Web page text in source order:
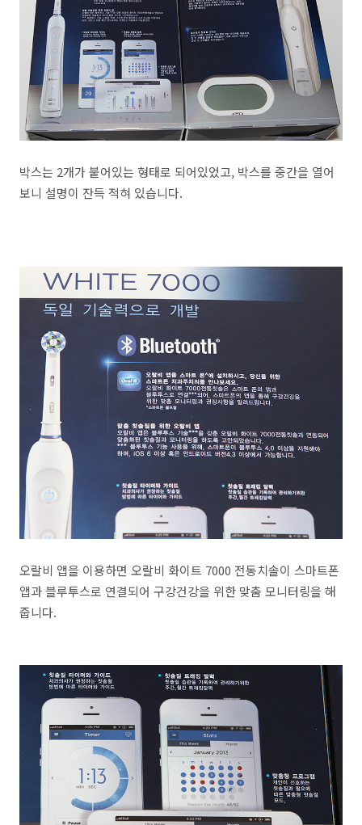
박스는 2개가 붙어있는 형태로 되어있었고, 박스를 중간을 열어
보니 설명이 잔득 적혀 있습니다.
오랄비 앱을 이용하면 오랄비 화이트 7000 전동치솔이 스마트폰
앱과 블루투스로 연결되어 구강건강을 위한 맞춤 모니터링을 해
줍니다.